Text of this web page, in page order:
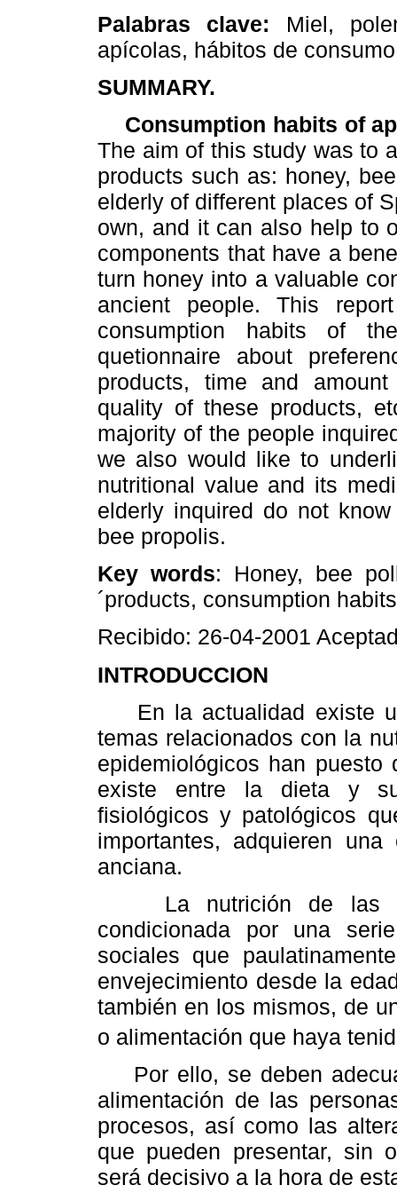
Palabras clave: Miel,
apícolas, hábitos de
SUMMARY.
Consumption habits of
The aim of this study was to
products such as: honey,
elderly of different places of
own, and it can also help to
components that have a
turn honey into a valuable
ancient people. This
consumption habits of
quetionnaire about
products, time and
quality of these products,
majority of the people
we also would like to
nutritional value and its
elderly inquired do not
bee propolis.
Key words: Honey, bee
´products, consumption
Recibido: 26-04-2001
INTRODUCCION
En la actualidad existe
temas relacionados con la
epidemiológicos han
existe entre la dieta y
fisiológicos y patológicos
importantes, adquieren
anciana.
La nutrición de las
condicionada por una
sociales que
envejecimiento desde la
también en los mismos, de
o alimentación que haya
Por ello, se deben
alimentación de las
procesos, así como las
que pueden presentar, sin
será decisivo a la hora de